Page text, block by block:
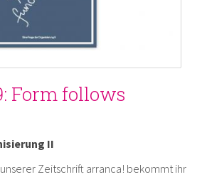
Form follows
II
Zeitschrift arranca! bekommt ihr